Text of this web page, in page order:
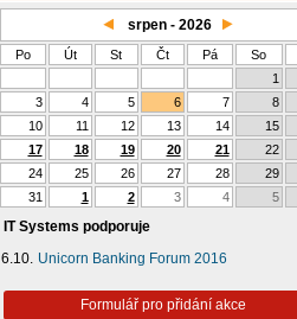
srpen - 2026
Po Út St Čt Pá So
1
3
4 5 6 7 8
10
11 12 13 14 15
17
18 19 20 21 22
24
25 26 27 28 29
31
1 2 3 4 5
IT Systems podporuje
6.10. Unicorn Banking Forum 2016
Formulář pro přidání akce